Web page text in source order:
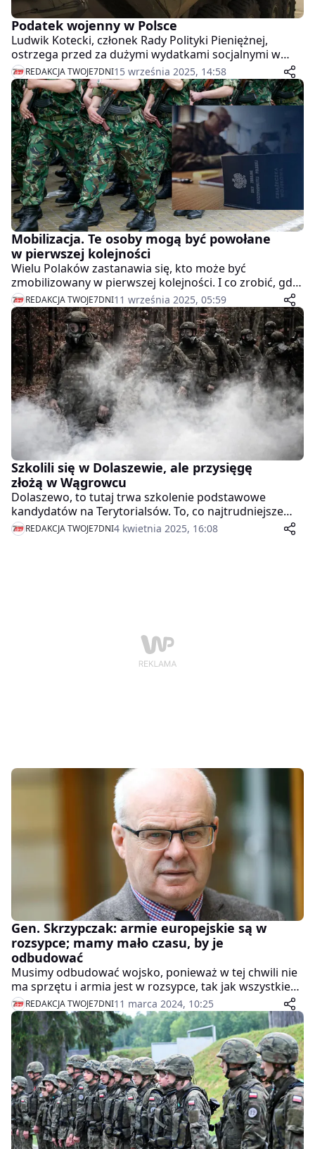
Podatek wojenny w Polsce
Ludwik Kotecki, członek Rady Polityki Pieniężnej,
ostrzega przed za dużymi wydatkami socjalnymi w
niepewnych czasach. I rzuca pomysł nowego podatku
– tylko na zbrojenia.
REDAKCJA TWOJE7DNI15 września 2025, 14:58
Mobilizacja. Te osoby mogą być powołane
w pierwszej kolejności
Wielu Polaków zastanawia się, kto może być
zmobilizowany w pierwszej kolejności. I co zrobić, gdy
nas zmobilizują? A jeśli się nie stawimy, to co nam za to
grozi?
REDAKCJA TWOJE7DNI11 września 2025, 05:59
Szkolili się w Dolaszewie, ale przysięgę
złożą w Wągrowcu
Dolaszewo, to tutaj trwa szkolenie podstawowe
kandydatów na Terytorialsów. To, co najtrudniejsze
ochotnicy mają już za sobą. W czwartek zdali egzamin
z pętli taktycznej. W sobotę złożą przysięgę wojskową i
REDAKCJA TWOJE7DNI4 kwietnia 2025, 16:08
Gen. Skrzypczak: armie europejskie są w
rozsypce; mamy mało czasu, by je
odbudować
Musimy odbudować wojsko, ponieważ w tej chwili nie
ma sprzętu i armia jest w rozsypce, tak jak wszystkie
europejskie armie – powiedział b. dowódca Wojsk
Lądowych gen. Waldemar Skrzypczak. Podkreślił, że
zostało nam mało czasu, aby przygotować siły zbrojne
do odparcia ewentualnej agresji.
REDAKCJA TWOJE7DNI11 marca 2024, 10:25